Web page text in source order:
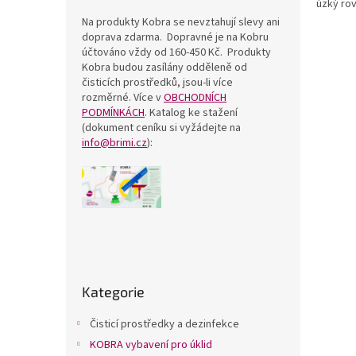
Na produkty Kobra se nevztahují slevy ani
doprava zdarma. Dopravné je na Kobru
účtováno vždy od 160-450 Kč. Produkty
Kobra budou zasílány odděleně od
čisticích prostředků, jsou-li více
rozměrné. Více vOBCHODNÍCH
PODMÍNKÁCH. Katalog ke stažení
(dokument ceníku si vyžádejte na
info@brimi.cz):
kategorie
Kategorie
Čisticí prostředky a dezinfekce
KOBRA vybavení pro úklid
úzký